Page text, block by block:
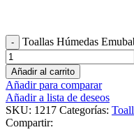
Toallas Húmedas
Añadir al carrito
Añadir para comparar
Añadir a lista de deseos
SKU: 1217 Categorías:
Compartir: